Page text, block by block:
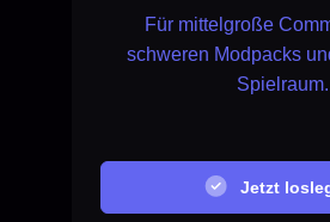
Für mittelgroße
schweren Modpacks
Spielraum.
Jetzt